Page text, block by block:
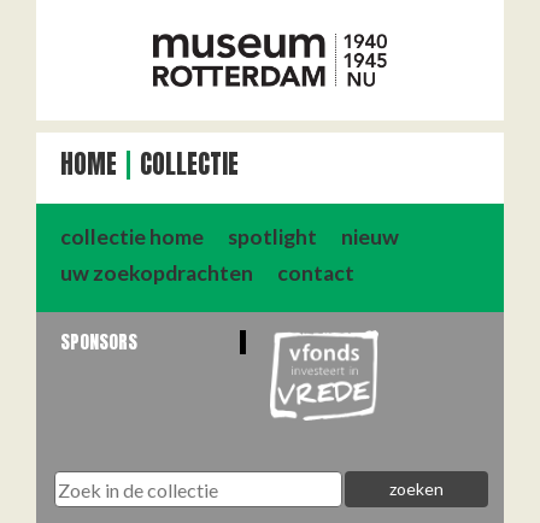
HOME COLLECTIE
collectie home spotlight
nieuw
uw zoekopdrachten
contact
SPONSORS